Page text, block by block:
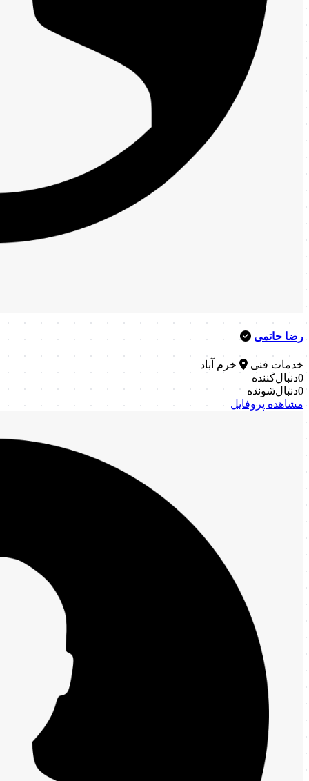
رضا حاتمی
خدمات فنی
خرم آباد
0دنبال‌کننده
0دنبال‌شونده
مشاهده پروفایل